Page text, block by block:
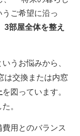
ご希望に沿っ
3部屋全体を整え
うお悩みから、
は交換または内窓
を図っています。
。
用とのバランス